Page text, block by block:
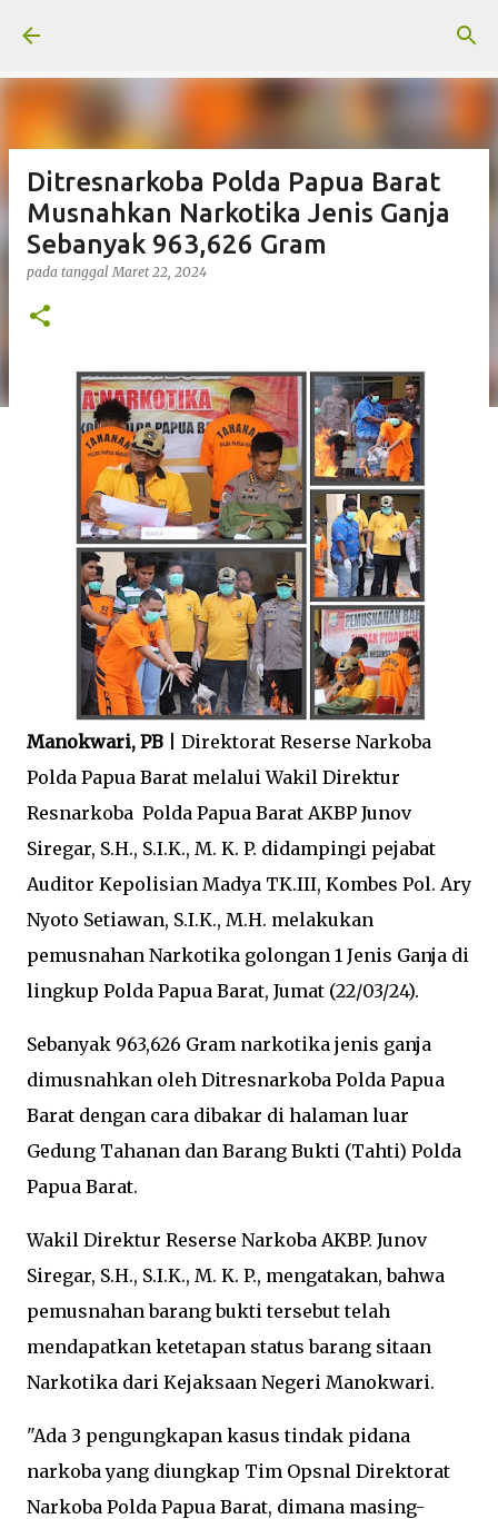
Ditresnarkoba Polda Papua Barat
Musnahkan Narkotika Jenis Ganja
Sebanyak 963,626 Gram
pada tanggalMaret 22, 2024
Manokwari, PB
| Direktorat Reserse Narkoba
Polda Papua Barat melalui Wakil Direktur
Resnarkoba Polda Papua Barat AKBP Junov
Siregar, S.H., S.I.K., M. K. P. didampingi pejabat
Auditor Kepolisian Madya TK.III, Kombes Pol. Ary
Nyoto Setiawan, S.I.K., M.H. melakukan
pemusnahan Narkotika golongan 1 Jenis Ganja di
lingkup Polda Papua Barat, Jumat (22/03/24).
Sebanyak 963,626 Gram narkotika jenis ganja
dimusnahkan oleh Ditresnarkoba Polda Papua
Barat dengan cara dibakar di halaman luar
Gedung Tahanan dan Barang Bukti (Tahti) Polda
Papua Barat.
Wakil Direktur Reserse Narkoba AKBP. Junov
Siregar, S.H., S.I.K., M. K. P., mengatakan, bahwa
pemusnahan barang bukti tersebut telah
mendapatkan ketetapan status barang sitaan
Narkotika dari Kejaksaan Negeri Manokwari.
"Ada 3 pengungkapan kasus tindak pidana
narkoba yang diungkap Tim Opsnal Direktorat
Narkoba Polda Papua Barat, dimana masing-